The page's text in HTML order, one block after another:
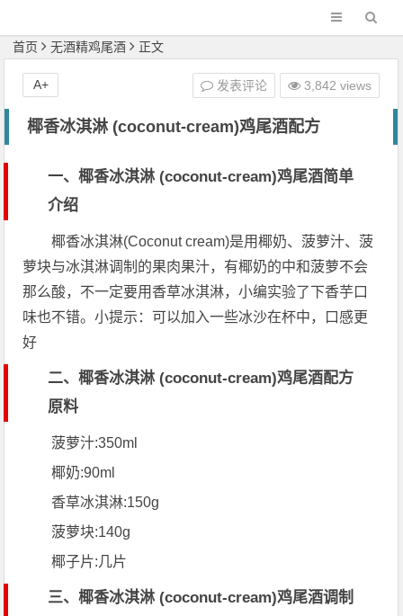
首页 无酒精鸡尾酒 正文
椰香冰淇淋 (coconut-cream)鸡尾酒配方
一、椰香冰淇淋 (coconut-cream)鸡尾酒简单
介绍
椰香冰淇淋(Coconut cream)是用椰奶、菠萝汁、菠
萝块与冰淇淋调制的果肉果汁，有椰奶的中和菠萝不会
那么酸，不一定要用香草冰淇淋，小编实验了下香芋口
味也不错。小提示：可以加入一些冰沙在杯中，口感更
好
二、椰香冰淇淋 (coconut-cream)鸡尾酒配方
原料
菠萝汁:350ml
椰奶:90ml
香草冰淇淋:150g
菠萝块:140g
椰子片:几片
三、椰香冰淇淋 (coconut-cream)鸡尾酒调制
发表评论 3,842 views
A+